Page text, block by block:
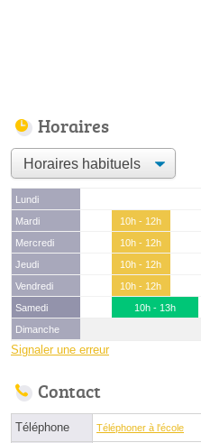
Horaires
Lundi
Mardi
10h - 12h
Mercredi
10h - 12h
Jeudi
10h - 12h
Vendredi
10h - 12h
Samedi
10h - 13h
Dimanche
Signaler une erreur
Contact
Téléphone Téléphoner à l'école